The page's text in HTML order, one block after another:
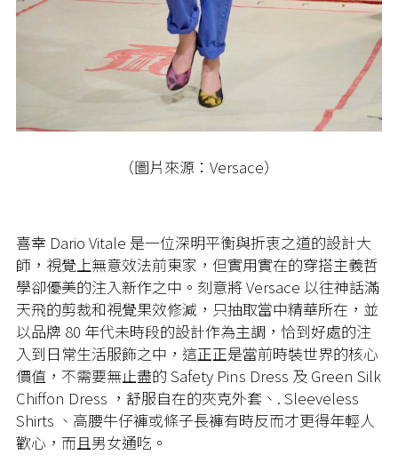
（圖片來源：Versace）
喜幸 Dario Vitale 是一位深明平衡與折衷之道的設計大
師，視覺上無意效法前東家，但實用實在的穿搭主義哲
學卻優美的注入新作之中。刻意將 Versace 以往神話滿
天飛的剪裁和視覺果效修減，只抽取當中精華所在，並
以品牌 80 年代未時段的設計作為主調，恰到好處的注
入到日常生活服飾之中，這正正是當前時裝世界的核心
價值，不需要無止盡的 Safety Pins Dress 及 Green Silk
Chiffon Dress ，舒服自在的夾克外套、. Sleeveless
Shirts 、高腰牛仔褲或條子長褲有時反而才更得年輕人
歡心，而且男女通吃。